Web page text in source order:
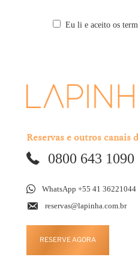
Eu li e aceito os
Reservas e outros canais
0800 643 1090
WhatsApp +55 41 36221044
reservas@lapinha.com.br
RESERVE AGORA